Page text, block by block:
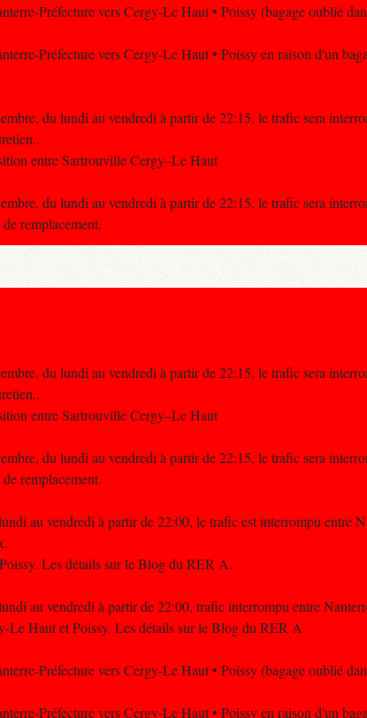
Préfecture vers Cergy-Le Haut • Poissy (bagage oublié
Préfecture vers Cergy-Le Haut • Poissy en raison d'un
du lundi au vendredi à partir de 22:15, le trafic sera
entre Sartrouville Cergy–Le Haut
du lundi au vendredi à partir de 22:15, le trafic sera
remplacement.
du lundi au vendredi à partir de 22:15, le trafic sera
entre Sartrouville Cergy–Le Haut
du lundi au vendredi à partir de 22:15, le trafic sera
remplacement.
au vendredi à partir de 22:00, le trafic est interrompu entre
Les détails sur le Blog du RER A.
au vendredi à partir de 22:00, trafic interrompu entre
Le Haut et Poissy. Les détails sur le Blog du RER A.
Préfecture vers Cergy-Le Haut • Poissy (bagage oublié
Préfecture vers Cergy-Le Haut • Poissy en raison d'un